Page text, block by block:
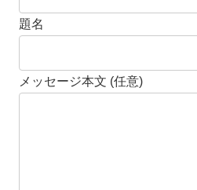
題名
メッセージ本文 (任意)